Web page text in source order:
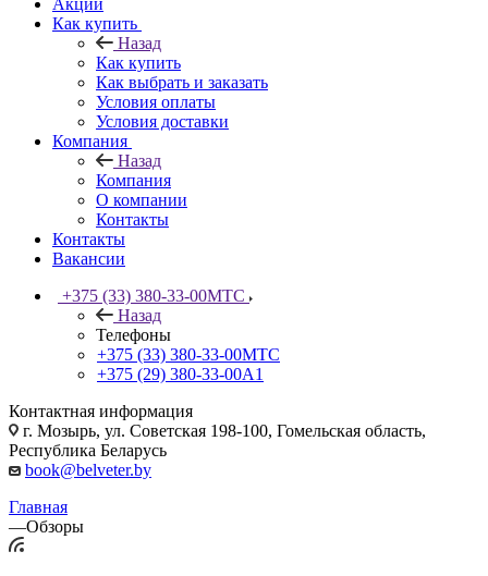
Акции
Как купить
Назад
Как купить
Как выбрать и заказать
Условия оплаты
Условия доставки
Компания
Назад
Компания
О компании
Контакты
Контакты
Вакансии
+375 (33) 380-33-00МТС
Назад
Телефоны
+375 (33) 380-33-00МТС
+375 (29) 380-33-00А1
Контактная информация
г. Мозырь, ул. Советская 198-100, Гомельская область,
Республика Беларусь
book@belveter.by
Главная
—Обзоры